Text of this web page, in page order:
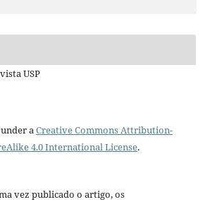
USP
aCreative Commons Attribution-
4.0 International License.
vez publicado o artigo, os